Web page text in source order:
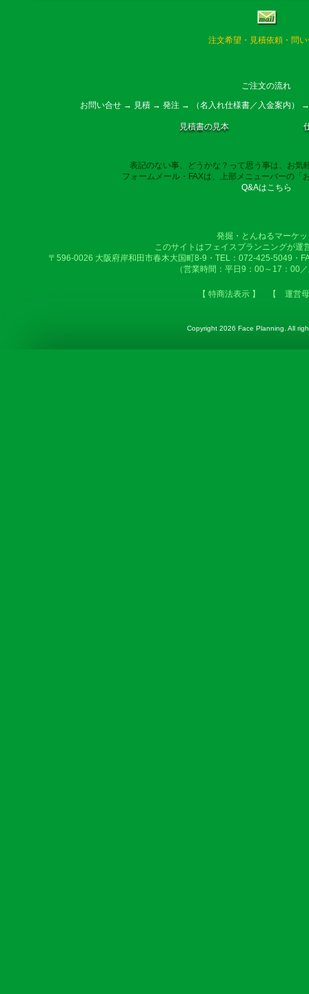
注文希望・見積依頼・問
ご注文の流れ
お問い合せ → 見積 → 発注 → （名入れ仕様書／入金案内）
見積書の見本
表記のない事、どうかな？って思う事は、お気
フォームメール・FAXは、上部メニューバーの「
Q&Aはこちら
発掘・とんねるマーケ
このサイトはフェイスプランニングが運
〒596-0026 大阪府岸和田市春木大国町8-9・TEL：072-425-5049・
（営業時間：平日9：00～17：00
【 特商法表示 】 【 運営
Copyright 2026 Face Planning. All